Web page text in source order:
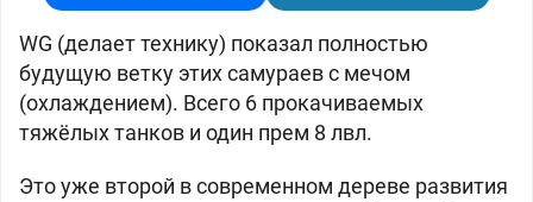
WG (делает технику) показал полностью
будущую ветку этих самураев с мечом
(охлаждением). Всего 6 прокачиваемых
тяжёлых танков и один прем 8 лвл.
Это уже второй в современном дереве развития